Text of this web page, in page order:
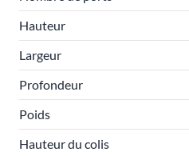
Hauteur
Largeur
Profondeur
Poids
Hauteur du colis